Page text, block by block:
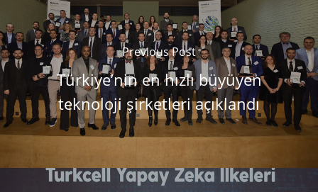
Previous Post
Türkiye’nin en hızlı büyüyen
teknoloji şirketleri açıklandı